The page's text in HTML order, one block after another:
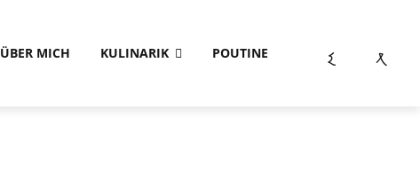
ÜBER MICH KULINARIK POUTINE